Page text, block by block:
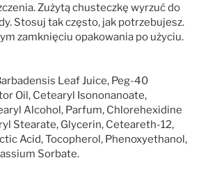
Zużytą chusteczkę wyrzuć do
Stosuj tak często, jak potrzebujesz.
zamknięciu opakowania po użyciu.
Leaf Juice, Peg-40
Oil, Cetearyl Isononanoate,
Alcohol, Parfum, Chlorehexidine
Stearate, Glycerin, Ceteareth-12,
Acid, Tocopherol, Phenoxyethanol,
Sorbate.